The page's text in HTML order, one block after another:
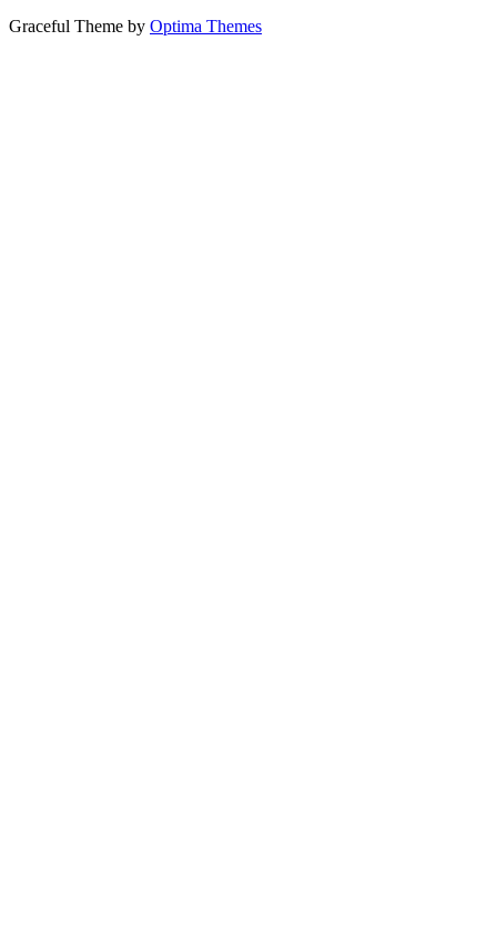
Graceful Theme by Optima Themes